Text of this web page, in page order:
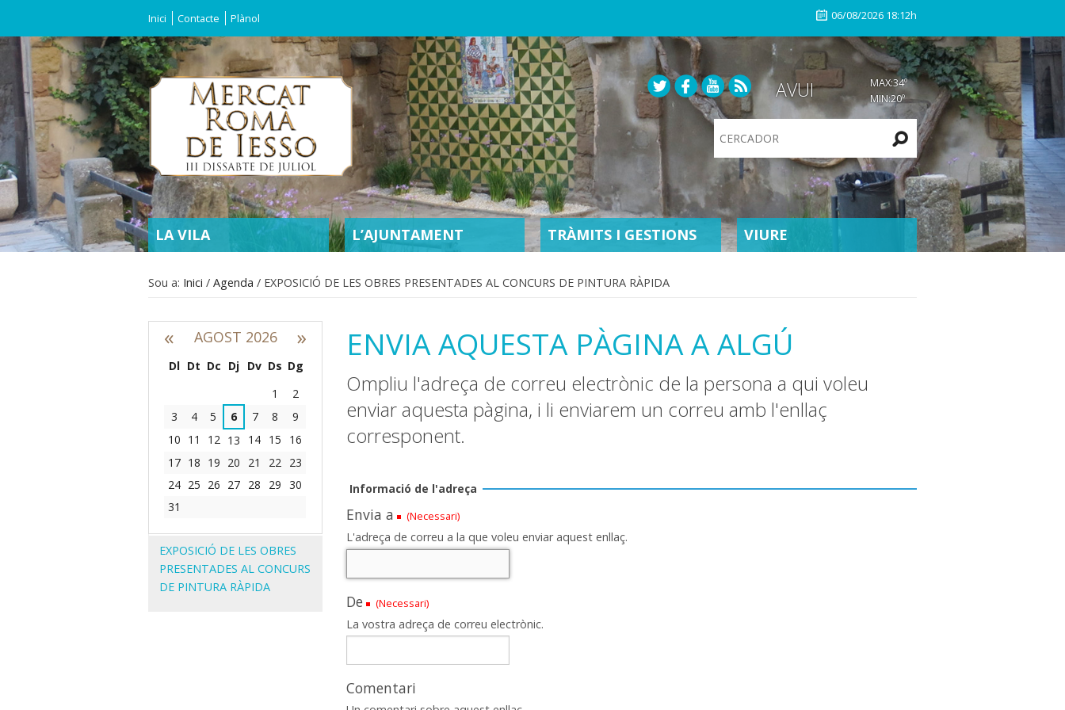
Inici Contacte Plànol 06/08/2026 18:12h
AVUI MAX:34º
MIN:20º
Search
Site
SECTIONS
LA VILA L’AJUNTAMENT TRÀMITS I GESTIONS VIURE
Sou a: Inici / Agenda / EXPOSICIÓ DE LES OBRES PRESENTADES AL CONCURS DE PINTURA RÀPIDA
« AGOST 2026 »
Dl Dt Dc Dj Dv Ds Dg
1
2
3
4 5 6 7 8
9
10 11 12 13 14 15
16
17 18 19 20 21 22 23
24 25 26 27 28 29 30
31
Navegació
EXPOSICIÓ DE LES OBRES
PRESENTADES AL CONCURS
DE PINTURA RÀPIDA
ENVIA AQUESTA PÀGINA A ALGÚ
Ompliu l'adreça de correu electrònic de la persona a qui voleu
enviar aquesta pàgina, i li enviarem un correu amb l'enllaç
corresponent.
Informació de l'adreça
Envia a (Necessari)
L'adreça de correu a la que voleu enviar aquest enllaç.
De (Necessari)
La vostra adreça de correu electrònic.
Comentari